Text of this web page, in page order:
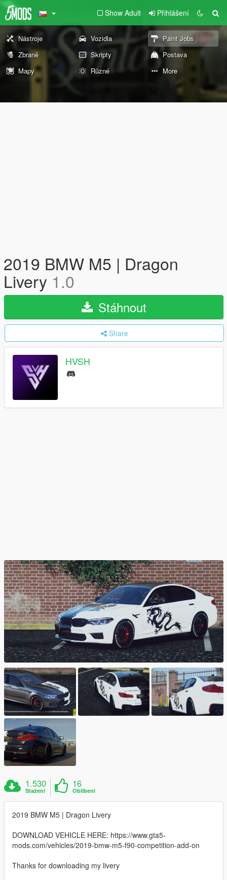
Show Adult Přihlášení
Nástroje Vozidla
Paint Jobs
Zbraně
Skripty
Postava
Mapy
Různé More
2019 BMW M5 | Dragon
Livery 1.0
Stáhnout
Share
HVSH
1.530
Stažení
16
Oblíbení
2019 BMW M5 | Dragon Livery
DOWNLOAD VEHICLE HERE: https://www.gta5-
mods.com/vehicles/2019-bmw-m5-f90-competition-add-on
Thanks for downloading my livery